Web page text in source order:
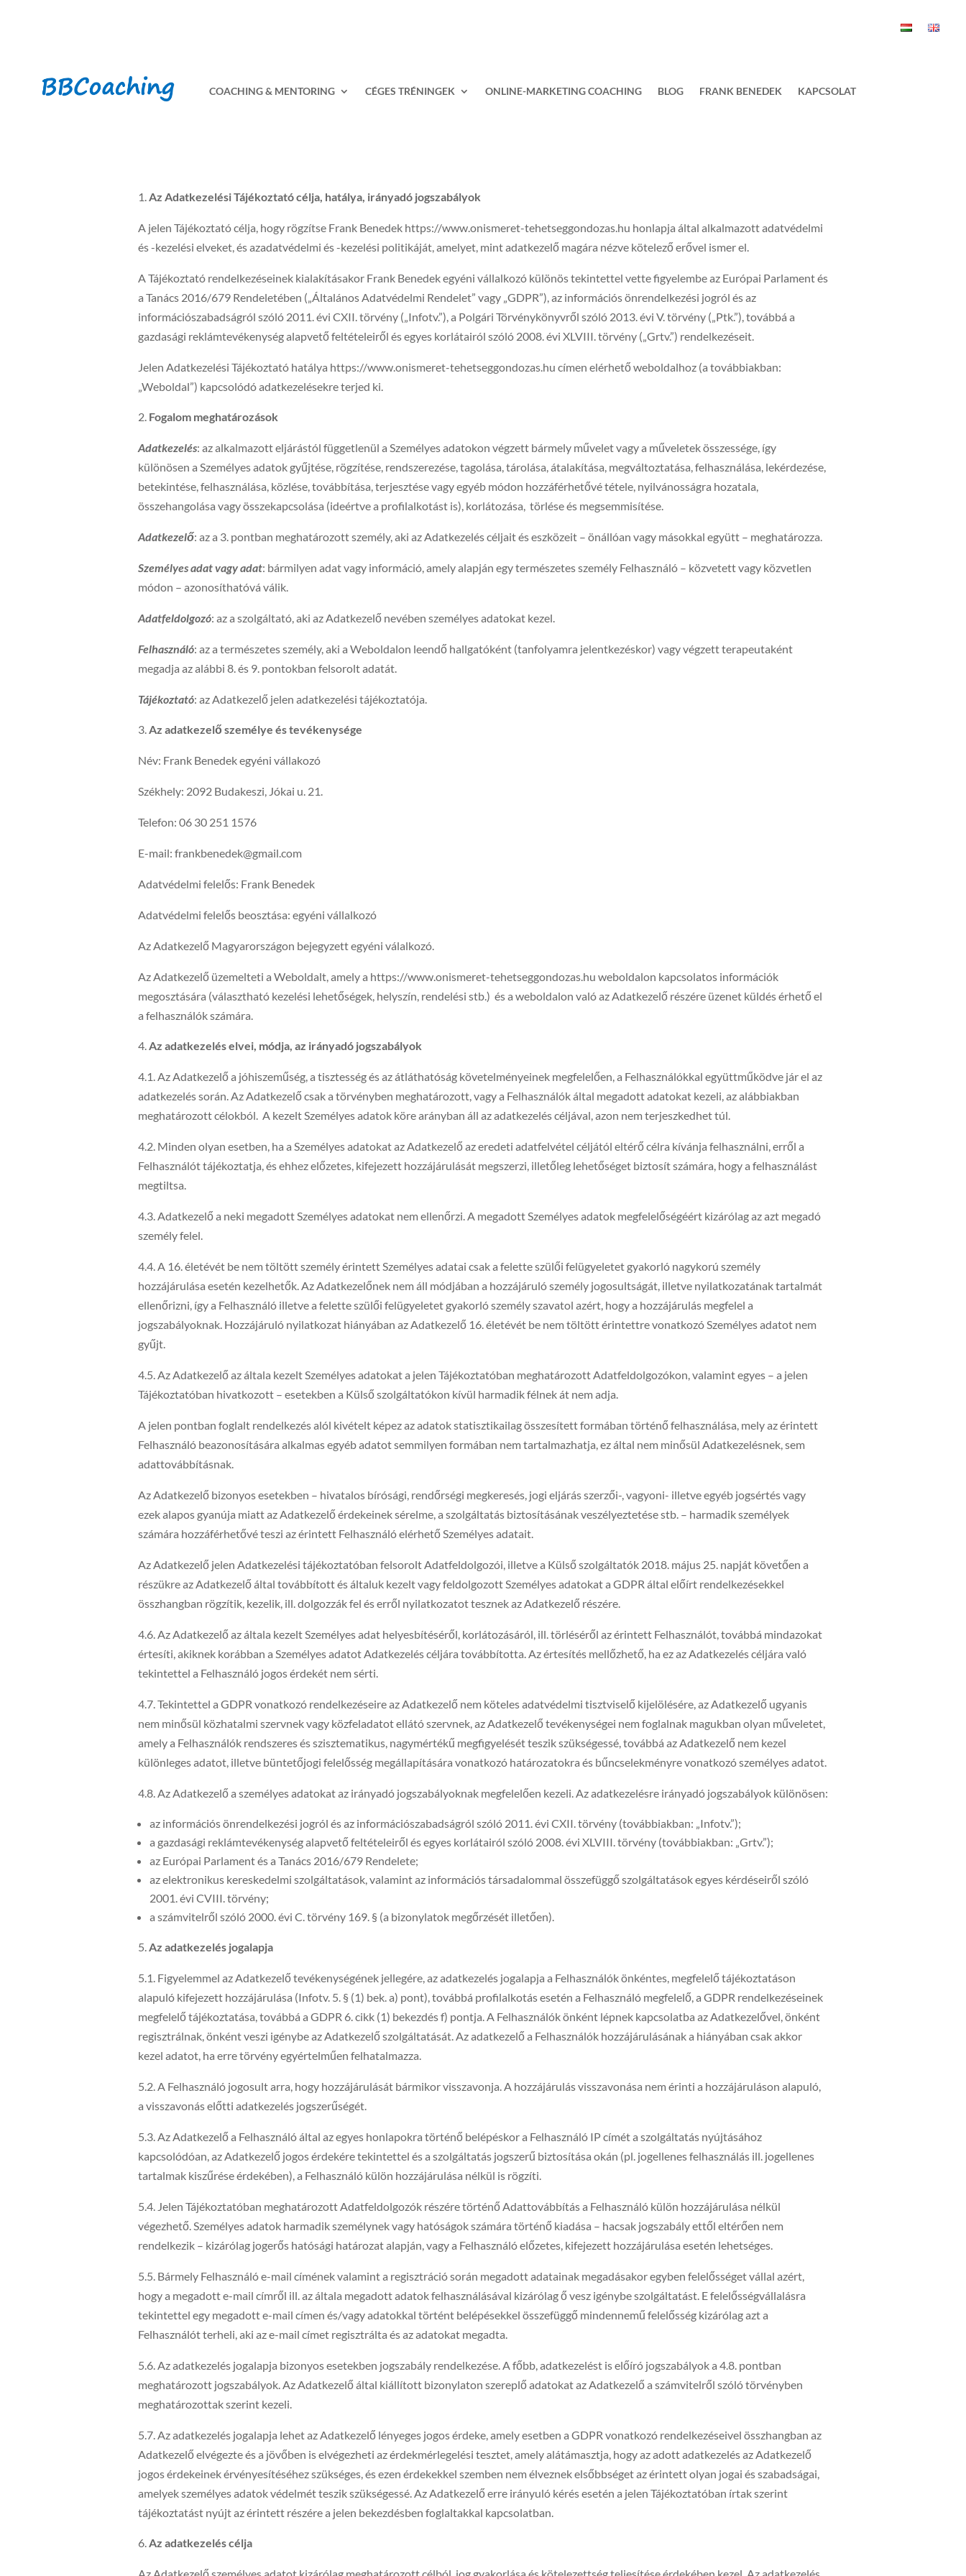
COACHING & MENTORING CÉGES TRÉNINGEK ONLINE-MARKETING COACHING BLOG FRANK BENEDEK KAPCSOLAT
Az Adatkezelési Tájékoztató célja, hatálya, irányadó jogszabályok
A jelen Tájékoztató célja, hogy rögzítse Frank Benedek https://www.onismeret-tehetseggondozas.hu honlapja által alkalmazott adatvédelmi
és -kezelési elveket, és azadatvédelmi és -kezelési politikáját, amelyet, mint adatkezelő magára nézve kötelező erővel ismer el.
A Tájékoztató rendelkezéseinek kialakításakor Frank Benedek egyéni vállalkozó különös tekintettel vette figyelembe az Európai Parlament és
a Tanács 2016/679 Rendeletében („Általános Adatvédelmi Rendelet” vagy „GDPR”), az információs önrendelkezési jogról és az
információszabadságról szóló 2011. évi CXII. törvény („Infotv.”), a Polgári Törvénykönyvről szóló 2013. évi V. törvény („Ptk.”), továbbá a
gazdasági reklámtevékenység alapvető feltételeiről és egyes korlátairól szóló 2008. évi XLVIII. törvény („Grtv.”) rendelkezéseit.
Jelen Adatkezelési Tájékoztató hatálya https://www.onismeret-tehetseggondozas.hu címen elérhető weboldalhoz (a továbbiakban:
„Weboldal”) kapcsolódó adatkezelésekre terjed ki.
Fogalom meghatározások
Adatkezelés: az alkalmazott eljárástól függetlenül a Személyes adatokon végzett bármely művelet vagy a műveletek összessége, így
különösen a Személyes adatok gyűjtése, rögzítése, rendszerezése, tagolása, tárolása, átalakítása, megváltoztatása, felhasználása, lekérdezése,
betekintése, felhasználása, közlése, továbbítása, terjesztése vagy egyéb módon hozzáférhetővé tétele, nyilvánosságra hozatala,
összehangolása vagy összekapcsolása (ideértve a profilalkotást is), korlátozása, törlése és megsemmisítése.
Adatkezelő: az a 3. pontban meghatározott személy, aki az Adatkezelés céljait és eszközeit – önállóan vagy másokkal együtt – meghatározza.
Személyes adat vagy adat: bármilyen adat vagy információ, amely alapján egy természetes személy Felhasználó – közvetett vagy közvetlen
módon – azonosíthatóvá válik.
Adatfeldolgozó: az a szolgáltató, aki az Adatkezelő nevében személyes adatokat kezel.
Felhasználó: az a természetes személy, aki a Weboldalon leendő hallgatóként (tanfolyamra jelentkezéskor) vagy végzett terapeutaként
megadja az alábbi 8. és 9. pontokban felsorolt adatát.
Tájékoztató: az Adatkezelő jelen adatkezelési tájékoztatója.
Az adatkezelő személye és tevékenysége
Név: Frank Benedek egyéni vállakozó
Székhely: 2092 Budakeszi, Jókai u. 21.
Telefon: 06 30 251 1576
E-mail: frankbenedek@gmail.com
Adatvédelmi felelős: Frank Benedek
Adatvédelmi felelős beosztása: egyéni vállalkozó
Az Adatkezelő Magyarországon bejegyzett egyéni válalkozó.
Az Adatkezelő üzemelteti a Weboldalt, amely a https://www.onismeret-tehetseggondozas.hu weboldalon kapcsolatos információk
megosztására (választható kezelési lehetőségek, helyszín, rendelési stb.) és a weboldalon való az Adatkezelő részére üzenet küldés érhető el
a felhasználók számára.
Az adatkezelés elvei, módja, az irányadó jogszabályok
4.1. Az Adatkezelő a jóhiszeműség, a tisztesség és az átláthatóság követelményeinek megfelelően, a Felhasználókkal együttműködve jár el az
adatkezelés során. Az Adatkezelő csak a törvényben meghatározott, vagy a Felhasználók által megadott adatokat kezeli, az alábbiakban
meghatározott célokból. A kezelt Személyes adatok köre arányban áll az adatkezelés céljával, azon nem terjeszkedhet túl.
4.2. Minden olyan esetben, ha a Személyes adatokat az Adatkezelő az eredeti adatfelvétel céljától eltérő célra kívánja felhasználni, erről a
Felhasználót tájékoztatja, és ehhez előzetes, kifejezett hozzájárulását megszerzi, illetőleg lehetőséget biztosít számára, hogy a felhasználást
megtiltsa.
4.3. Adatkezelő a neki megadott Személyes adatokat nem ellenőrzi. A megadott Személyes adatok megfelelőségéért kizárólag az azt megadó
személy felel.
4.4. A 16. életévét be nem töltött személy érintett Személyes adatai csak a felette szülői felügyeletet gyakorló nagykorú személy
hozzájárulása esetén kezelhetők. Az Adatkezelőnek nem áll módjában a hozzájáruló személy jogosultságát, illetve nyilatkozatának tartalmát
ellenőrizni, így a Felhasználó illetve a felette szülői felügyeletet gyakorló személy szavatol azért, hogy a hozzájárulás megfelel a
jogszabályoknak. Hozzájáruló nyilatkozat hiányában az Adatkezelő 16. életévét be nem töltött érintettre vonatkozó Személyes adatot nem
gyűjt.
4.5. Az Adatkezelő az általa kezelt Személyes adatokat a jelen Tájékoztatóban meghatározott Adatfeldolgozókon, valamint egyes – a jelen
Tájékoztatóban hivatkozott – esetekben a Külső szolgáltatókon kívül harmadik félnek át nem adja.
A jelen pontban foglalt rendelkezés alól kivételt képez az adatok statisztikailag összesített formában történő felhasználása, mely az érintett
Felhasználó beazonosítására alkalmas egyéb adatot semmilyen formában nem tartalmazhatja, ez által nem minősül Adatkezelésnek, sem
adattovábbításnak.
Az Adatkezelő bizonyos esetekben – hivatalos bírósági, rendőrségi megkeresés, jogi eljárás szerzői-, vagyoni- illetve egyéb jogsértés vagy
ezek alapos gyanúja miatt az Adatkezelő érdekeinek sérelme, a szolgáltatás biztosításának veszélyeztetése stb. – harmadik személyek
számára hozzáférhetővé teszi az érintett Felhasználó elérhető Személyes adatait.
Az Adatkezelő jelen Adatkezelési tájékoztatóban felsorolt Adatfeldolgozói, illetve a Külső szolgáltatók 2018. május 25. napját követően a
részükre az Adatkezelő által továbbított és általuk kezelt vagy feldolgozott Személyes adatokat a GDPR által előírt rendelkezésekkel
összhangban rögzítik, kezelik, ill. dolgozzák fel és erről nyilatkozatot tesznek az Adatkezelő részére.
4.6. Az Adatkezelő az általa kezelt Személyes adat helyesbítéséről, korlátozásáról, ill. törléséről az érintett Felhasználót, továbbá mindazokat
értesíti, akiknek korábban a Személyes adatot Adatkezelés céljára továbbította. Az értesítés mellőzhető, ha ez az Adatkezelés céljára való
tekintettel a Felhasználó jogos érdekét nem sérti.
4.7. Tekintettel a GDPR vonatkozó rendelkezéseire az Adatkezelő nem köteles adatvédelmi tisztviselő kijelölésére, az Adatkezelő ugyanis
nem minősül közhatalmi szervnek vagy közfeladatot ellátó szervnek, az Adatkezelő tevékenységei nem foglalnak magukban olyan műveletet,
amely a Felhasználók rendszeres és szisztematikus, nagymértékű megfigyelését teszik szükségessé, továbbá az Adatkezelő nem kezel
különleges adatot, illetve büntetőjogi felelősség megállapítására vonatkozó határozatokra és bűncselekményre vonatkozó személyes adatot.
4.8. Az Adatkezelő a személyes adatokat az irányadó jogszabályoknak megfelelően kezeli. Az adatkezelésre irányadó jogszabályok különösen:
az információs önrendelkezési jogról és az információszabadságról szóló 2011. évi CXII. törvény (továbbiakban: „Infotv.”);
a gazdasági reklámtevékenység alapvető feltételeiről és egyes korlátairól szóló 2008. évi XLVIII. törvény (továbbiakban: „Grtv.”);
az Európai Parlament és a Tanács 2016/679 Rendelete;
az elektronikus kereskedelmi szolgáltatások, valamint az információs társadalommal összefüggő szolgáltatások egyes kérdéseiről szóló
2001. évi CVIII. törvény;
a számvitelről szóló 2000. évi C. törvény 169. § (a bizonylatok megőrzését illetően).
Az adatkezelés jogalapja
5.1. Figyelemmel az Adatkezelő tevékenységének jellegére, az adatkezelés jogalapja a Felhasználók önkéntes, megfelelő tájékoztatáson
alapuló kifejezett hozzájárulása (Infotv. 5. § (1) bek. a) pont), továbbá profilalkotás esetén a Felhasználó megfelelő, a GDPR rendelkezéseinek
megfelelő tájékoztatása, továbbá a GDPR 6. cikk (1) bekezdés f) pontja. A Felhasználók önként lépnek kapcsolatba az Adatkezelővel, önként
regisztrálnak, önként veszi igénybe az Adatkezelő szolgáltatását. Az adatkezelő a Felhasználók hozzájárulásának a hiányában csak akkor
kezel adatot, ha erre törvény egyértelműen felhatalmazza.
5.2. A Felhasználó jogosult arra, hogy hozzájárulását bármikor visszavonja. A hozzájárulás visszavonása nem érinti a hozzájáruláson alapuló,
a visszavonás előtti adatkezelés jogszerűségét.
5.3. Az Adatkezelő a Felhasználó által az egyes honlapokra történő belépéskor a Felhasználó IP címét a szolgáltatás nyújtásához
kapcsolódóan, az Adatkezelő jogos érdekére tekintettel és a szolgáltatás jogszerű biztosítása okán (pl. jogellenes felhasználás ill. jogellenes
tartalmak kiszűrése érdekében), a Felhasználó külön hozzájárulása nélkül is rögzíti.
5.4. Jelen Tájékoztatóban meghatározott Adatfeldolgozók részére történő Adattovábbítás a Felhasználó külön hozzájárulása nélkül
végezhető. Személyes adatok harmadik személynek vagy hatóságok számára történő kiadása – hacsak jogszabály ettől eltérően nem
rendelkezik – kizárólag jogerős hatósági határozat alapján, vagy a Felhasználó előzetes, kifejezett hozzájárulása esetén lehetséges.
5.5. Bármely Felhasználó e-mail címének valamint a regisztráció során megadott adatainak megadásakor egyben felelősséget vállal azért,
hogy a megadott e-mail címről ill. az általa megadott adatok felhasználásával kizárólag ő vesz igénybe szolgáltatást. E felelősségvállalásra
tekintettel egy megadott e-mail címen és/vagy adatokkal történt belépésekkel összefüggő mindennemű felelősség kizárólag azt a
Felhasználót terheli, aki az e-mail címet regisztrálta és az adatokat megadta.
5.6. Az adatkezelés jogalapja bizonyos esetekben jogszabály rendelkezése. A főbb, adatkezelést is előíró jogszabályok a 4.8. pontban
meghatározott jogszabályok. Az Adatkezelő által kiállított bizonylaton szereplő adatokat az Adatkezelő a számvitelről szóló törvényben
meghatározottak szerint kezeli.
5.7. Az adatkezelés jogalapja lehet az Adatkezelő lényeges jogos érdeke, amely esetben a GDPR vonatkozó rendelkezéseivel összhangban az
Adatkezelő elvégezte és a jövőben is elvégezheti az érdekmérlegelési tesztet, amely alátámasztja, hogy az adott adatkezelés az Adatkezelő
jogos érdekeinek érvényesítéséhez szükséges, és ezen érdekekkel szemben nem élveznek elsőbbséget az érintett olyan jogai és szabadságai,
amelyek személyes adatok védelmét teszik szükségessé. Az Adatkezelő erre irányuló kérés esetén a jelen Tájékoztatóban írtak szerint
tájékoztatást nyújt az érintett részére a jelen bekezdésben foglaltakkal kapcsolatban.
Az adatkezelés célja